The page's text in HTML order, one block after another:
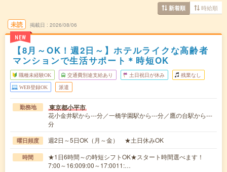
新着順 時給順
未読
NEW
掲載日 2026/08/06
【8月～OK！週2日～】ホテルライクな高齢者
マンションで生活サポート＊時短OK
職種未経験OK 交通費別途支給あり 土日祝日が休み 残業なし
WEB登録OK 派遣
勤務地 東京都小平市
花小金井駅から---分／一橋学園駅から---分／鷹の台駅から---
分
曜日頻度 週2日～5日OK（月～金） ★土日休みOK
時間
★1日6時間～の時短シフトOK★スタート時間選べます！
7:00～16:009:00～17:0011:…